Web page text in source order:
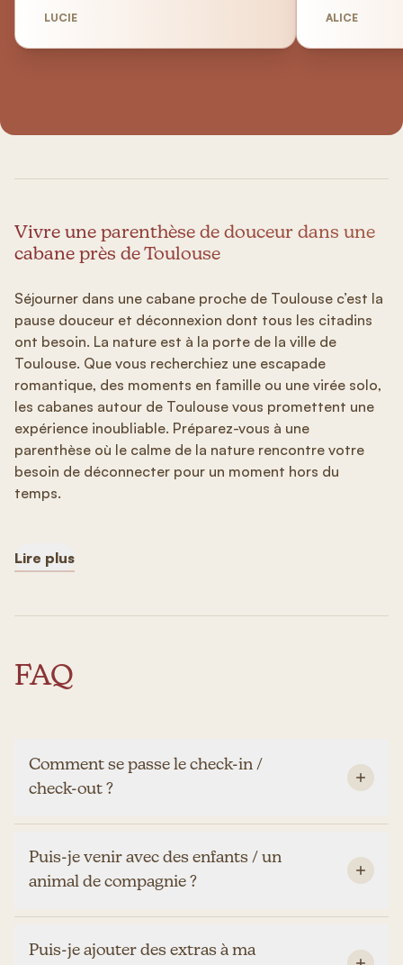
LUCIE ALICE
Vivre une parenthèse de douceur dans une
cabane près de Toulouse
Séjourner dans une cabane proche de Toulouse c’est la
pause douceur et déconnexion dont tous les citadins
ont besoin. La nature est à la porte de la ville de
Toulouse. Que vous recherchiez une escapade
romantique, des moments en famille ou une virée solo,
les cabanes autour de Toulouse vous promettent une
expérience inoubliable. Préparez-vous à une
parenthèse où le calme de la nature rencontre votre
besoin de déconnecter pour un moment hors du
temps.
Lire plus
FAQ
Comment se passe le check-in /
check-out ?
Puis-je venir avec des enfants / un
animal de compagnie ?
Puis-je ajouter des extras à ma